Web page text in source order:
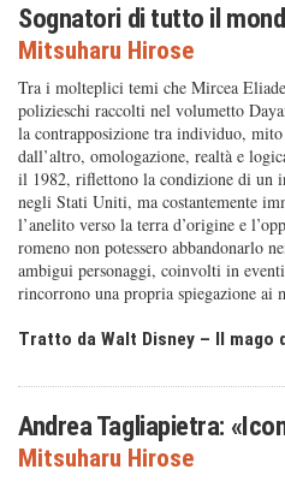
Sognatori di tutto il
Mitsuharu Hirose
Tra i molteplici temi che Mircea
polizieschi raccolti nel volumetto
la contrapposizione tra individuo,
dall’altro, omologazione, realtà e
il 1982, riflettono la condizione di un
negli Stati Uniti, ma costantemente
l’anelito verso la terra d’origine e
romeno non potessero abbandonarlo
ambigui personaggi, coinvolti in
rincorrono una propria spiegazione ai
Tratto da Walt Disney – Il mago
Andrea Tagliapietra:
Mitsuharu Hirose